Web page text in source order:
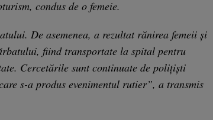
condus de o femeie.
De asemenea, a rezultat rănirea femeii și
fiind transportate la spital pentru
Cercetările sunt continuate de polițiști
s-a produs evenimentul rutier”, a transmis